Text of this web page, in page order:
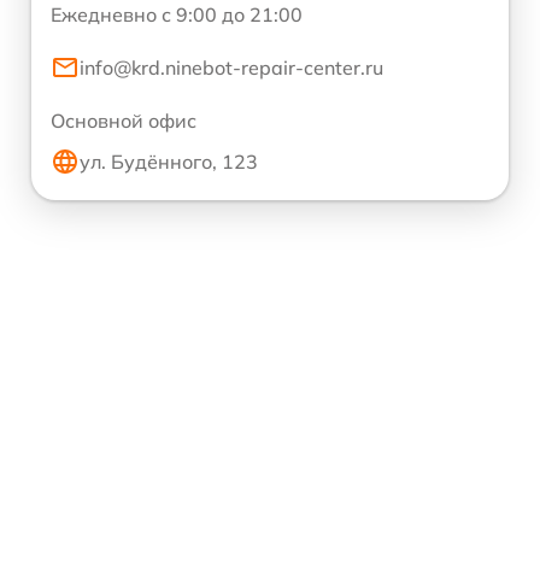
Ежедневно с 9:00 до 21:00
info@krd.ninebot-repair-center.ru
Основной офис
ул. Будённого, 123